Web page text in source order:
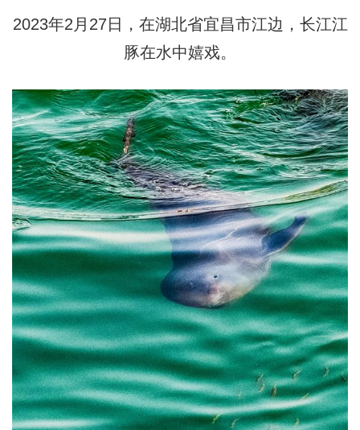
2023年2月27日，在湖北省宜昌市江边，长江江
豚在水中嬉戏。